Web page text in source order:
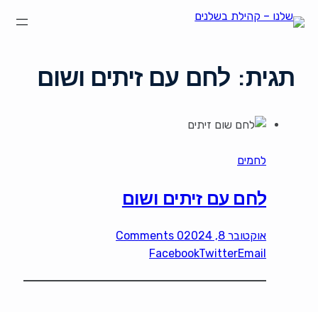
תגית: לחם עם זיתים ושום
לחמים
לחם עם זיתים ושום
אוקטובר 8, 2024
0 Comments
FacebookTwitterEmail